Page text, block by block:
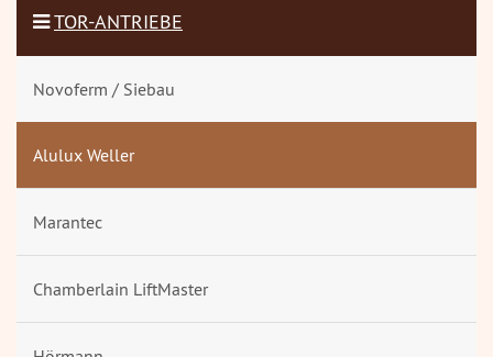
TOR-ANTRIEBE
Novoferm / Siebau
Alulux Weller
Marantec
Chamberlain LiftMaster